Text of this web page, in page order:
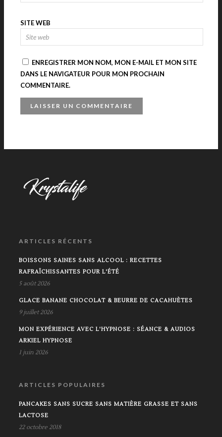
SITE WEB
ENREGISTRER MON NOM, MON E-MAIL ET MON SITE
DANS LE NAVIGATEUR POUR MON PROCHAIN
COMMENTAIRE.
ARTICLES RÉCENTS
BOISSONS SAINES SANS ALCOOL : RECETTES
RAFRAÎCHISSANTES POUR L'ÉTÉ
5 août 2026
GLACE BANANE CHOCOLAT & BEURRE DE CACAHUÈTES
9 juillet 2026
MON EXPÉRIENCE AVEC L'HYPNOSE : SÉANCE & AUDIOS
ARKIEL HYPNOSE
1 juin 2026
ARTICLES POPULAIRES
PANCAKES SANS SUCRE SANS MATIÈRE GRASSE ET SANS
LACTOSE
22 octobre 2018